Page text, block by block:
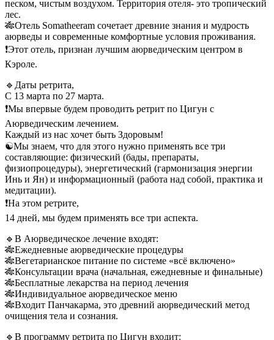
песком, чистым воздухом. Территория отеля- это тропический
лес.
🎋Отель Somatheeram сочетает древние знания и мудрость
аюрведы и современные комфортные условия проживания.
❗️Этот отель, признан лучшим аюрведическим центром в
Кэроле.
🔹Даты ретрита,
С 13 марта по 27 марта.
❗️Мы впервые будем проводить ретрит по Цигун с
Аюрведическим лечением.
Каждый из нас хочет быть Здоровым!
☯️Мы знаем, что для этого нужно применять все три
составляющие: физический (бады, препараты,
физиопроцедуры), энергетический (гармонизация энергии
Инь и Ян) и информационный (работа над собой, практика и
медитации).
❗️На этом ретрите,
14 дней, мы будем применять все три аспекта.
🔹В Аюрведическое лечение входят:
🎋Ежедневные аюрведические процедуры
🎋Вегетарианское питание по системе «всё включено»
🎋Консультации врача (начальная, ежедневные и финальные)
🎋Бесплатные лекарства на период лечения
🎋Индивидуальное аюрведическое меню
🎋Входит Панчакарма, это древний аюрведический метод
очищения тела и сознания.
🔹В программу ретрита по Цигун входит: